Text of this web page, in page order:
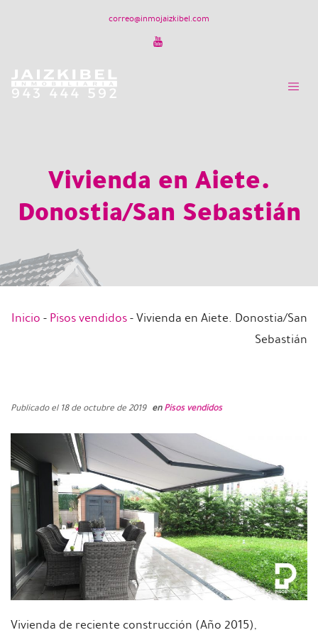
correo@inmojaizkibel.com
Vivienda en Aiete.
Donostia/San Sebastián
Inicio - Pisos vendidos-Vivienda en Aiete. Donostia/San
Sebastián
Publicado el 18 de octubre de 2019 enPisos vendidos
Vivienda de reciente construcción (Año 2015),